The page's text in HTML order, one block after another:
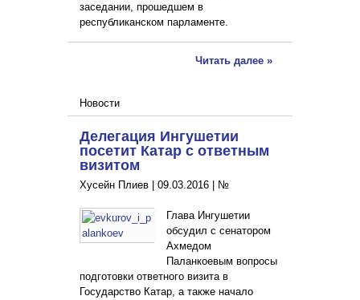
заседании, прошедшем в
республиканском парламенте.
Читать далее »
Новости
Делегация Ингушетии
посетит Катар с ответным
визитом
Хусейн Плиев | 09.03.2016 №
Глава Ингушетии
обсудил с сенатором
Ахмедом
Паланкоевым вопросы
подготовки ответного визита в
Государство Катар, а также начало